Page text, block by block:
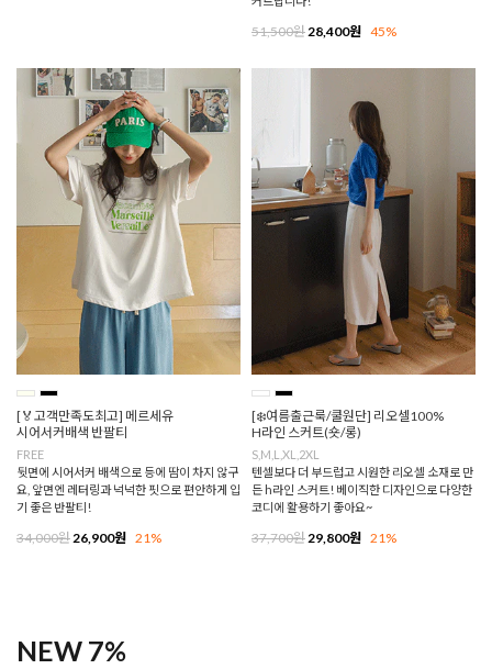
51,500원28,400원 45%
[🏅고객만족도최고] 메르세유
시어서커배색 반팔티
FREE
뒷면에 시어서커 배색으로 등에 땀이 차지 않구
요, 앞면엔 레터링과 넉넉한 핏으로 편안하게 입
기 좋은 반팔티!
34,000원26,900원 21%
[❄️여름출근룩/쿨원단] 리오셀100%
H라인 스커트(숏/롱)
S,M,L,XL,2XL
텐셀보다 더 부드럽고 시원한 리오셀 소재로 만
든 h라인 스커트! 베이직한 디자인으로 다양한
코디에 활용하기 좋아요~
37,700원29,800원 21%
NEW 7%